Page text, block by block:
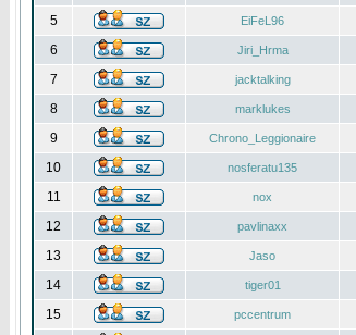
5
EiFeL96
6
Jiri_Hrma
7
jacktalking
8
marklukes
9
Chrono_Leggionaire
10
nosferatu135
11
nox
12
pavlinaxx
13
Jaso
14
tiger01
15
pccentrum